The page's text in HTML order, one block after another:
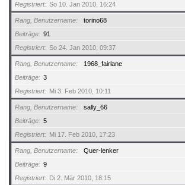
Registriert
So 10. Jan 2010, 16:24
Rang, Benutzername
torino68
Beiträge
91
Registriert
So 24. Jan 2010, 09:37
Rang, Benutzername
1968_fairlane
Beiträge
3
Registriert
Mi 3. Feb 2010, 10:11
Rang, Benutzername
sally_66
Beiträge
5
Registriert
Mi 17. Feb 2010, 17:23
Rang, Benutzername
Quer-lenker
Beiträge
9
Registriert
Di 2. Mär 2010, 18:15